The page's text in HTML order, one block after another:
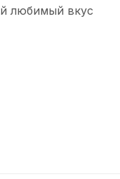
любимый вкус